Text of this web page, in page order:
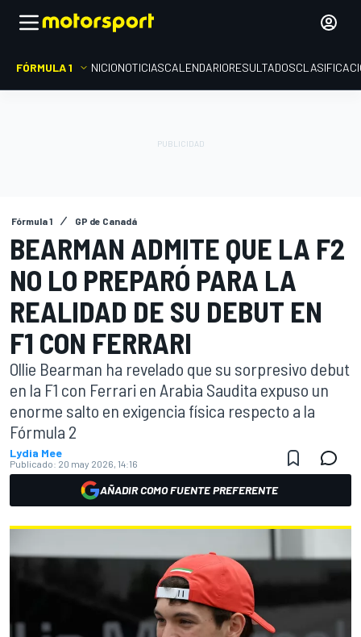
FÓRMULA 1 INICIONOTICIASCALENDARIORESULTADOS
Fórmula 1 GP de Canadá
BEARMAN ADMITE QUE LA F2
NO LO PREPARÓ PARA LA
REALIDAD DE SU DEBUT EN
F1 CON FERRARI
Ollie Bearman ha revelado que su sorpresivo debut
en la F1 con Ferrari en Arabia Saudita expuso un
enorme salto en exigencia física respecto a la
Fórmula 2
Lydia Mee
Publicado: 20 may 2026, 14:16
AÑADIR COMO FUENTE PREFERENTE